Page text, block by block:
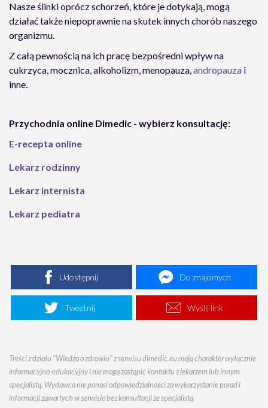
Nasze ślinki oprócz schorzeń, które je dotykają, mogą
działać także niepoprawnie na skutek innych chorób naszego
organizmu.
Z całą pewnością na ich pracę bezpośredni wpływ na
cukrzyca, mocznica, alkoholizm, menopauza,andropauza i
inne.
Przychodnia online Dimedic - wybierz konsultację:
E-recepta online
Lekarz rodzinny
Lekarz internista
Lekarz pediatra
Udostępnij Do znajomych
Tweetnij Wyślij link
Treści z działu "Wiedza o zdrowiu" z serwisu dimedic.eu mają charakter wyłącznie
informacyjno-edukacyjny i nie mogą zastąpić kontaktu z lekarzem lub innym
specjalistą. Wydawca nie ponosi odpowiedzialności za wykorzystanie porad i
informacji zawartych w serwisie bez konsultacji ze specjalistą.